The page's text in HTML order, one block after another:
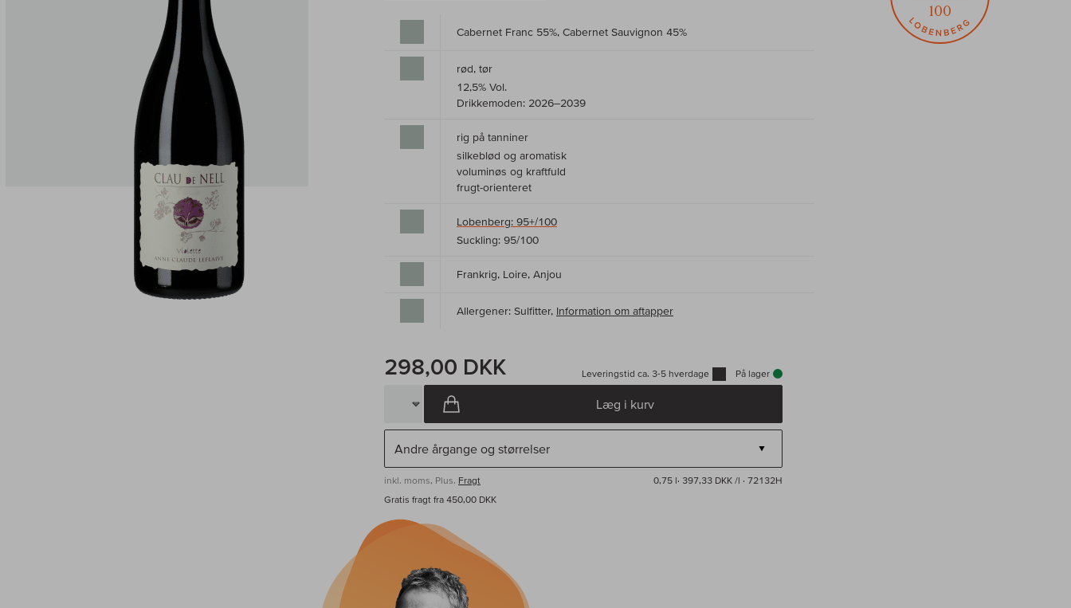
100
Cabernet Franc 55%, Cabernet Sauvignon 45%
rød, tør
12,5% Vol.
Drikkemoden: 2026–2039
rig på tanniner
silkeblød og aromatisk
voluminøs og kraftfuld
frugt-orienteret
Lobenberg: 95+/100
Suckling: 95/100
Frankrig, Loire, Anjou
Allergener: Sulfitter, Information om aftapper
298,00 DKK Leveringstid ca. 3-5 hverdage På lager
Læg i kurv
inkl. moms, Plus. Fragt 0,75 l· 397,33 DKK /l · 72132H
Gratis fragt fra 450,00 DKK